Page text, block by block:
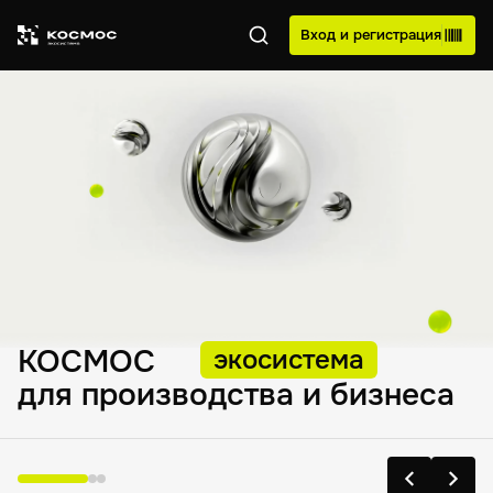
Вход и регистрация
КОСМОC
для производства и бизнеса
экосистема